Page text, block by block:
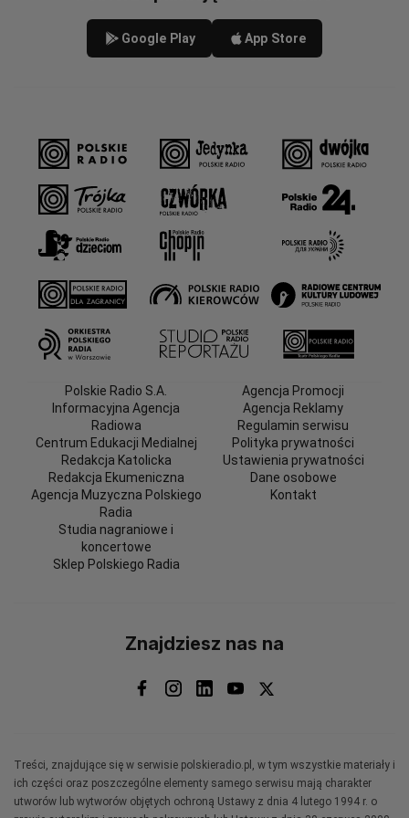
Google Play App Store
Polskie Radio S.A.
Informacyjna Agencja
Radiowa
Centrum Edukacji Medialnej
Redakcja Katolicka
Redakcja Ekumeniczna
Agencja Muzyczna Polskiego
Radia
Studia nagraniowe i
koncertowe
Sklep Polskiego Radia
Agencja Promocji
Agencja Reklamy
Regulamin serwisu
Polityka prywatności
Ustawienia prywatności
Dane osobowe
Kontakt
Znajdziesz nas na
Treści, znajdujące się w serwisie polskieradio.pl, w tym wszystkie materiały i
ich części oraz poszczególne elementy samego serwisu mają charakter
utworów lub wytworów objętych ochroną Ustawy z dnia 4 lutego 1994 r. o